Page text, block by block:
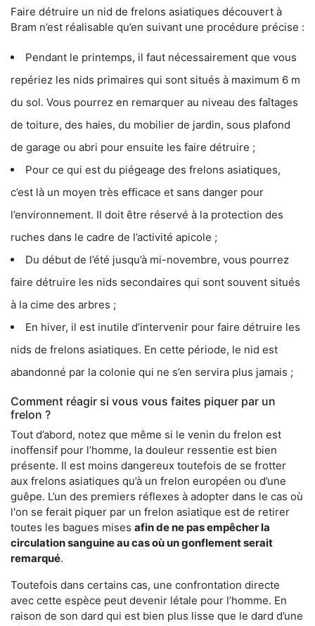
Faire détruire un nid de frelons asiatiques découvert à
Bram n’est réalisable qu’en suivant une procédure précise :
Pendant le printemps, il faut nécessairement que vous
repériez les nids primaires qui sont situés à maximum 6 m
du sol. Vous pourrez en remarquer au niveau des faîtages
de toiture, des haies, du mobilier de jardin, sous plafond
de garage ou abri pour ensuite les faire détruire ;
Pour ce qui est du piégeage des frelons asiatiques,
c’est là un moyen très efficace et sans danger pour
l’environnement. Il doit être réservé à la protection des
ruches dans le cadre de l’activité apicole ;
Du début de l’été jusqu’à mi-novembre, vous pourrez
faire détruire les nids secondaires qui sont souvent situés
à la cime des arbres ;
En hiver, il est inutile d’intervenir pour faire détruire les
nids de frelons asiatiques. En cette période, le nid est
abandonné par la colonie qui ne s’en servira plus jamais ;
Comment réagir si vous vous faites piquer par un
frelon ?
Tout d’abord, notez que même si le venin du frelon est
inoffensif pour l’homme, la douleur ressentie est bien
présente. Il est moins dangereux toutefois de se frotter
aux frelons asiatiques qu’à un frelon européen ou d’une
guêpe. L’un des premiers réflexes à adopter dans le cas où
l'on se ferait piquer par un frelon asiatique est de retirer
toutes les bagues mises afin de ne pas empêcher la
circulation sanguine au cas où un gonflement serait
remarqué.
Toutefois dans certains cas, une confrontation directe
avec cette espèce peut devenir létale pour l’homme. En
raison de son dard qui est bien plus lisse que le dard d’une